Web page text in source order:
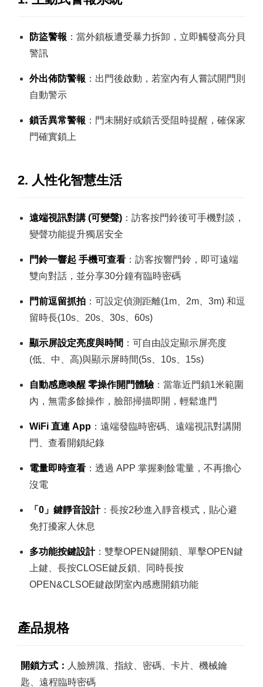
防盜警報 ：當外鎖板遭受暴力拆卸，立即觸發高分貝
警訊
外出佈防警報 ：出門後啟動，若室內有人嘗試開門則
自動警示
鎖舌異常警報 ：門未關好或鎖舌受阻時提醒，確保家
門確實鎖上
2. 人性化智慧生活
遠端視訊對講 (可變聲) ：訪客按門鈴後可手機對談，
變聲功能提升獨居安全
門鈴一響起 手機可查看 ：訪客按響門鈴，即可遠端
雙向對話，並分享30分鐘有臨時密碼
門前逗留抓拍 ：可設定偵測距離(1m、2m、3m) 和逗
留時長(10s、20s、30s、60s)
顯示屏設定亮度與時間 ：可自由設定顯示屏亮度
(低、中、高)與顯示屏時間(5s、10s、15s)
自動感應喚醒 零操作開門體驗：當靠近門鎖1米範圍
內，無需多餘操作，臉部掃描即開，輕鬆進門
WiFi 直連 App ：遠端發臨時密碼、遠端視訊對講開
門、查看開鎖紀錄
電量即時查看 ：透過 APP 掌握剩餘電量，不再擔心
沒電
「0」鍵靜音設計：長按2秒進入靜音模式，貼心避
免打擾家人休息
多功能按鍵設計：雙擊OPEN鍵開鎖、單擊OPEN鍵
上鍵、長按CLOSE鍵反鎖、同時長按
OPEN&CLSOE鍵啟閉室內感應開鎖功能
產品規格
開鎖方式： 人臉辨識、指紋、密碼、卡片、機械鑰
匙、遠程臨時密碼